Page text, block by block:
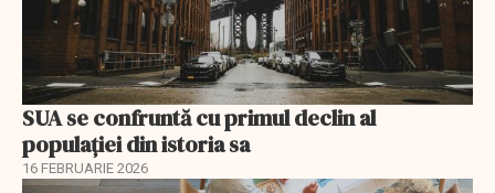
SUA se confruntă cu primul declin al
populației din istoria sa
16 FEBRUARIE 2026